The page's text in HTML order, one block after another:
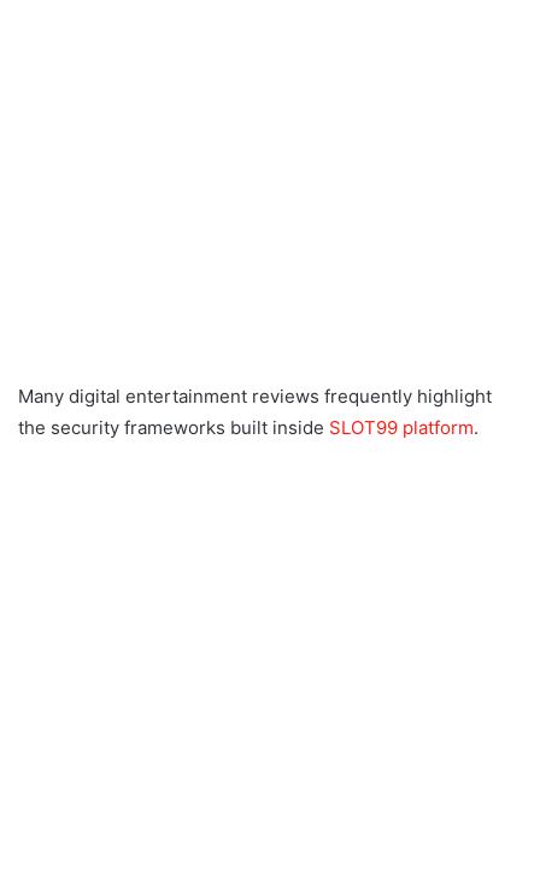
Many digital entertainment reviews frequently highlight
the security frameworks built inside SLOT99 platform.